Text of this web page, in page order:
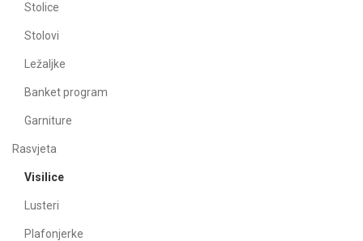
Stolice
Stolovi
Ležaljke
Banket program
Garniture
Rasvjeta
Visilice
Lusteri
Plafonjerke